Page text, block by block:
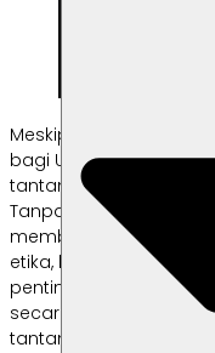
Meskipun teknologi AI
bagi UMKM,
tantangan dan risiko
Tanpa pemahaman
membawa dampak
etika, hingga
penting bagi pelaku
secara bijak dan
tantangan utama